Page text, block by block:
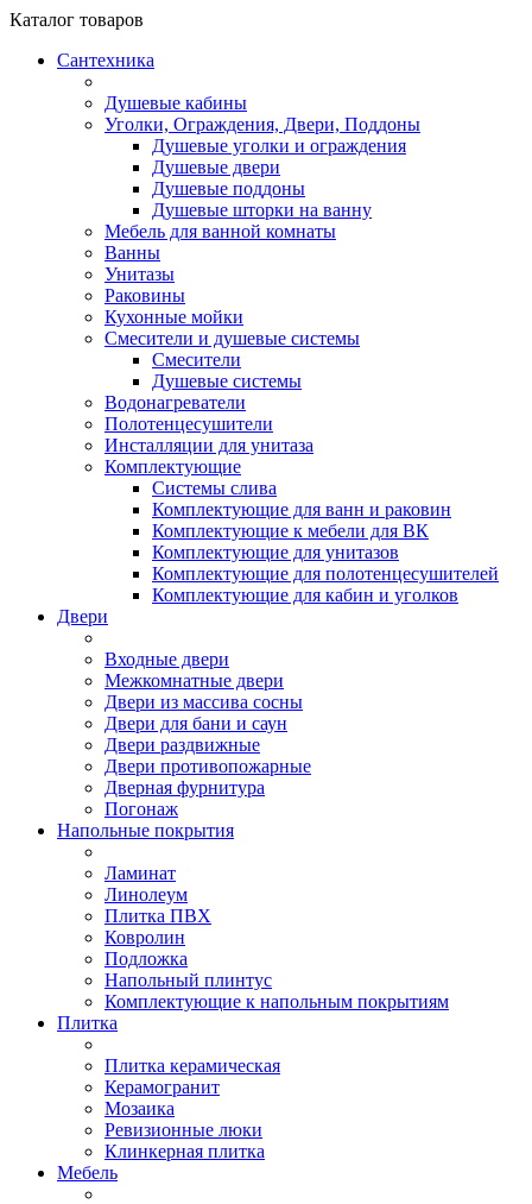
Каталог товаров
Сантехника
Душевые кабины
Уголки, Ограждения, Двери, Поддоны
Душевые уголки и ограждения
Душевые двери
Душевые поддоны
Душевые шторки на ванну
Мебель для ванной комнаты
Ванны
Унитазы
Раковины
Кухонные мойки
Смесители и душевые системы
Смесители
Душевые системы
Водонагреватели
Полотенцесушители
Инсталляции для унитаза
Комплектующие
Системы слива
Комплектующие для ванн и раковин
Комплектующие к мебели для ВК
Комплектующие для унитазов
Комплектующие для полотенцесушителей
Комплектующие для кабин и уголков
Двери
Входные двери
Межкомнатные двери
Двери из массива сосны
Двери для бани и саун
Двери раздвижные
Двери противопожарные
Дверная фурнитура
Погонаж
Напольные покрытия
Ламинат
Линолеум
Плитка ПВХ
Ковролин
Подложка
Напольный плинтус
Комплектующие к напольным покрытиям
Плитка
Плитка керамическая
Керамогранит
Мозаика
Ревизионные люки
Клинкерная плитка
Мебель